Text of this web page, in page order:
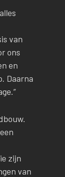
van
ons
en
Daarna
zijn
van